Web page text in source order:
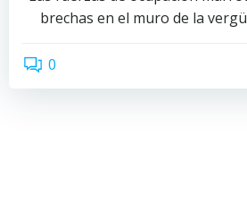
brechas en el muro de la
0